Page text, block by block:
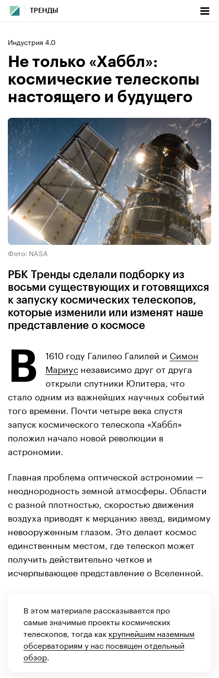
ТРЕНДЫ
Индустрия 4.0
Не только «Хаббл»:
космические телескопы
настоящего и будущего
Фото: NASA
РБК Тренды сделали подборку из
восьми существующих и готовящихся
к запуску космических телескопов,
которые изменили или изменят наше
представление о космосе
В 1610 году Галилео Галилей и Симон
Мариус независимо друг от друга
открыли спутники Юпитера, что
стало одним из важнейших научных событий
того времени. Почти четыре века спустя
запуск космического телескопа «Хаббл»
положил начало новой революции в
астрономии.
Главная проблема оптической астрономии —
неоднородность земной атмосферы. Области
с разной плотностью, скоростью движения
воздуха приводят к мерцанию звезд, видимому
невооруженным глазом. Это делает космос
единственным местом, где телескоп может
получить действительно четкое и
исчерпывающее представление о Вселенной.
В этом материале рассказывается про
самые значимые проекты космических
телескопов, тогда как крупнейшим наземным
обсерваториям у нас посвящен отдельный
обзор